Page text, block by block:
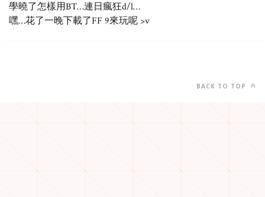
學曉了怎樣用BT…連日瘋狂d/l…
嘿…花了一晚下載了FF 9來玩呢 >v
BACK TO TOP